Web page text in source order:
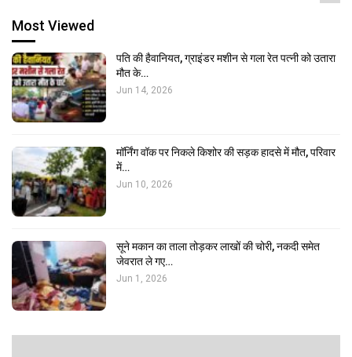
Most Viewed
पति की हैवानियत, ग्राइंडर मशीन से गला रेत पत्नी को उतारा
मौत के…
Jun 14, 2026
मॉर्निंग वॉक पर निकले किशोर की सड़क हादसे में मौत, परिवार
में…
Jun 10, 2026
सूने मकान का ताला तोड़कर लाखों की चोरी, नकदी समेत
जेवरात ले गए…
Jun 1, 2026